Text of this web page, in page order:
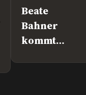
Beate
Bahner
kommt